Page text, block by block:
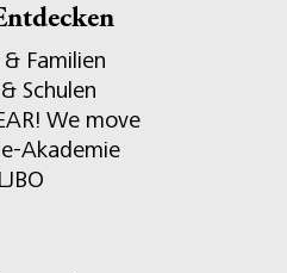
Familien
Schulen
We move
Akademie
LJBO